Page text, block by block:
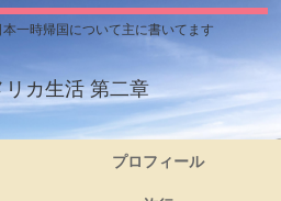
一時帰国について主に書いてます
リカ生活 第二章
プロフィール